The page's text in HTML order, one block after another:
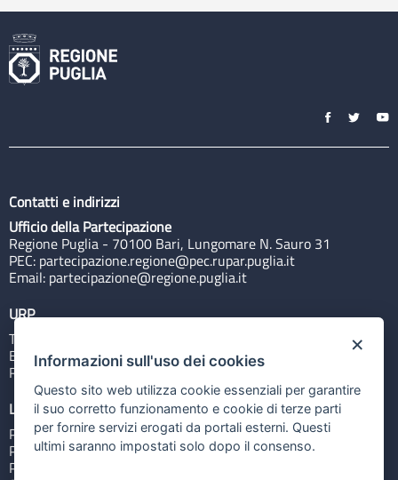
Contatti e indirizzi
Ufficio della Partecipazione
Regione Puglia - 70100 Bari, Lungomare N. Sauro 31
PEC: partecipazione.regione@pec.rupar.puglia.it
Email: partecipazione@regione.puglia.it
URP
Tel: 800713939
Email:quiregione@regione.puglia.it
Rubrica
Link utili
Portale Istituzionale
PO FESR Puglia 2014-2020
PSR Puglia 2014-2020
×
Informazioni sull'uso dei cookies
Questo sito web utilizza cookie essenziali per garantire
il suo corretto funzionamento e cookie di terze parti
per fornire servizi erogati da portali esterni. Questi
ultimi saranno impostati solo dopo il consenso.